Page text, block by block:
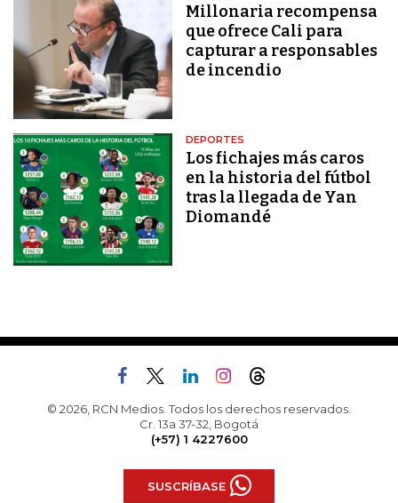
Millonaria recompensa
que ofrece Cali para
capturar a responsables
de incendio
DEPORTES
Los fichajes más caros
en la historia del fútbol
tras la llegada de Yan
Diomandé
© 2026, RCN Medios. Todos los derechos reservados.
Cr. 13a 37-32, Bogotá
(+57) 1 4227600
SUSCRÍBASE